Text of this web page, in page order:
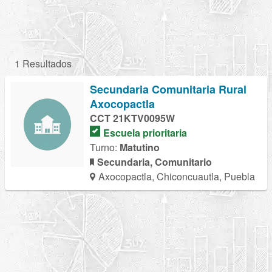
1 Resultados
Secundaria Comunitaria Rural
Axocopactla
CCT 21KTV0095W
Escuela prioritaria
Turno: Matutino
Secundaria, Comunitario
Axocopactla, Chiconcuautla, Puebla